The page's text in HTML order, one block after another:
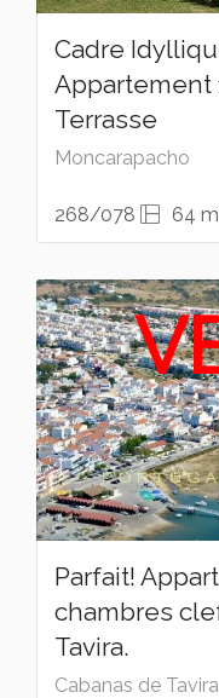
Cadre
Appartement
Terrasse
Moncarapacho
268/078 64 m
Parfait!
chambres
Tavira.
Cabanas de Tavira